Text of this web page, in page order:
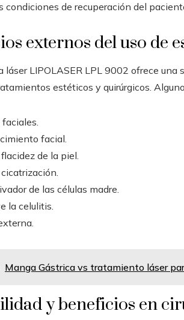
condiciones de recuperación del
externos del uso de
láser LIPOLASER LPL 9002 ofrece
estéticos y quirúrgicos.
facial.
de la piel.
de las células madre.
la celulitis.
Manga Gástrica vs tratamiento láser
y beneficios en